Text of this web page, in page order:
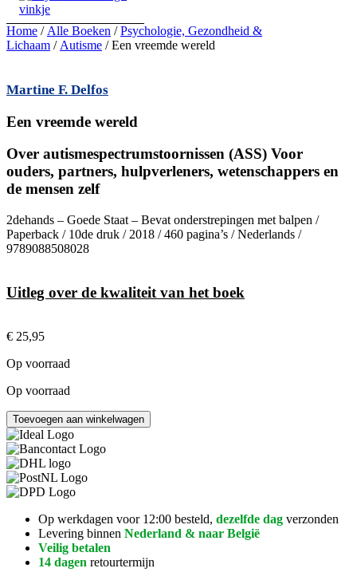
Home / Alle Boeken /Psychologie, Gezondheid &
Lichaam / Autisme / Een vreemde wereld
Martine F. Delfos
Een vreemde wereld
Over autismespectrumstoornissen (ASS) Voor
ouders, partners, hulpverleners, wetenschappers en
de mensen zelf
2dehands – Goede Staat – Bevat onderstrepingen met balpen /
Paperback / 10de druk / 2018 / 460 pagina’s / Nederlands /
9789088508028
Uitleg over de kwaliteit van het boek
€ 25,95
Op voorraad
Op voorraad
Een
vreemde
wereld
aantal
Toevoegen aan winkelwagen
Op werkdagen voor 12:00 besteld, dezelfde dag verzonden
Levering binnen Nederland & naar België
Veilig betalen
14 dagen retourtermijn